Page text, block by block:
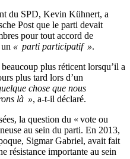
du SPD, Kevin Kühnert, a
Post que le parti devait
pour tout accord de
« parti participatif ».
plus réticent lorsqu’il a
plus tard lors d’un
chose que nous
là », a-t-il déclaré.
la question du « vote ou
au sein du parti. En 2013,
Sigmar Gabriel, avait fait
résistance importante au sein